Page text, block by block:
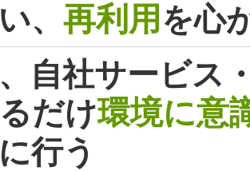
、 再利用を心
自社サービス
だけ環境に意
行う